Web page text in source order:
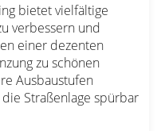
bietet vielfältige
verbessern und
einer dezenten
zu schönen
Ausbaustufen
Straßenlage spürbar